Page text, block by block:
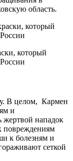
область.
который
В целом, Кармен
и
жертвой нападок
повреждениям
к болезням и
сеткой